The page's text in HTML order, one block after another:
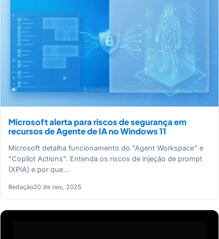
Microsoft alerta para riscos de segurança em
recursos de Agente de IA no Windows 11
Microsoft detalha funcionamento do "Agent Workspace" e
"Copilot Actions". Entenda os riscos de injeção de prompt
(XPIA) e por que…
Redação20 de nov, 2025